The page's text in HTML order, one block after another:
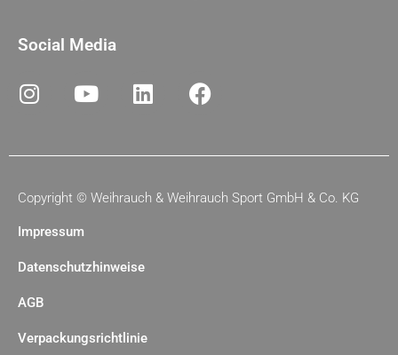
Social Media
Copyright © Weihrauch & Weihrauch Sport GmbH & Co. KG
Impressum
Datenschutzhinweise
AGB
Verpackungsrichtlinie